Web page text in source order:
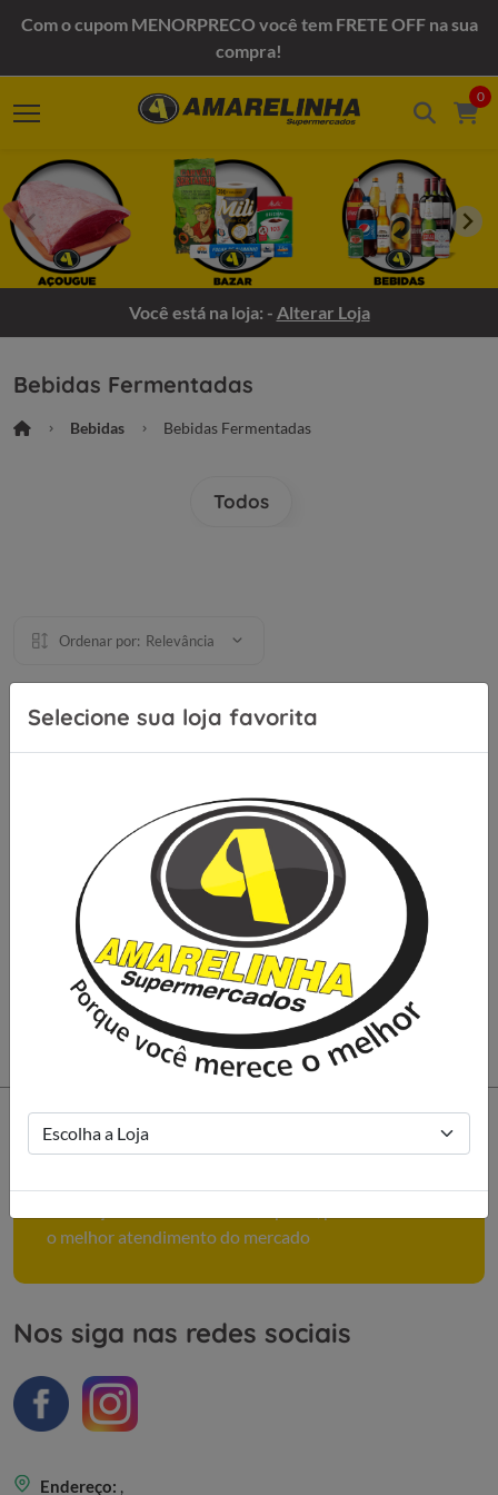
Com o cupom MENORPRECO você tem FRETE OFF na sua
compra!
0
Você está na loja: - Alterar Loja
Selecione sua loja favorita
Bebidas Fermentadas
Bebidas Bebidas Fermentadas
Todos
Ordenar por: Relevância
Se inscreva para receber nossas
novidades e ofertas
Cadastrar
Como podemos ajudar você?
o melhor atendimento do mercado
Nos siga nas redes sociais
Endereço: ,